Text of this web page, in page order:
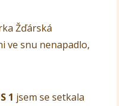
Žďárská
ve snu nenapadlo,
1 jsem se setkala